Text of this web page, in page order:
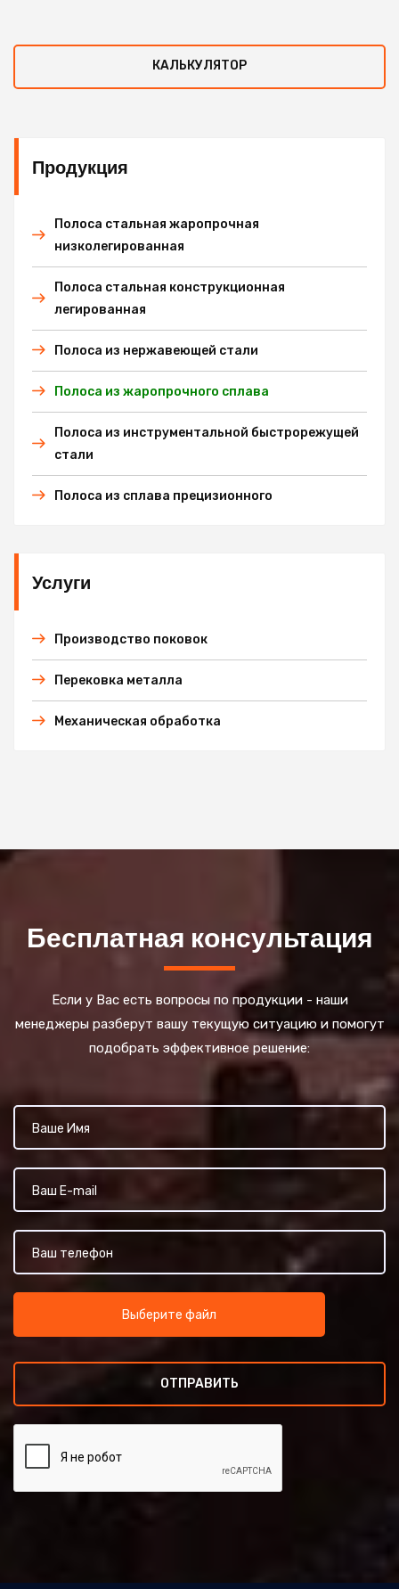
КАЛЬКУЛЯТОР
Продукция
Полоса стальная жаропрочная
низколегированная
Полоса стальная конструкционная
легированная
Полоса из нержавеющей стали
Полоса из жаропрочного сплава
Полоса из инструментальной быстрорежущей
стали
Полоса из сплава прецизионного
Услуги
Производство поковок
Перековка металла
Механическая обработка
Бесплатная консультация
Если у Вас есть вопросы по продукции - наши
менеджеры разберут вашу текущую ситуацию и помогут
подобрать эффективное решение:
Выберите файл
ОТПРАВИТЬ